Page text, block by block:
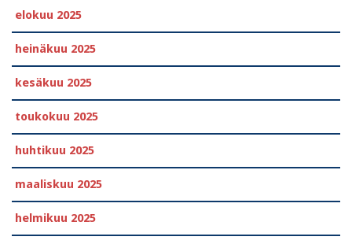
elokuu 2025
heinäkuu 2025
kesäkuu 2025
toukokuu 2025
huhtikuu 2025
maaliskuu 2025
helmikuu 2025